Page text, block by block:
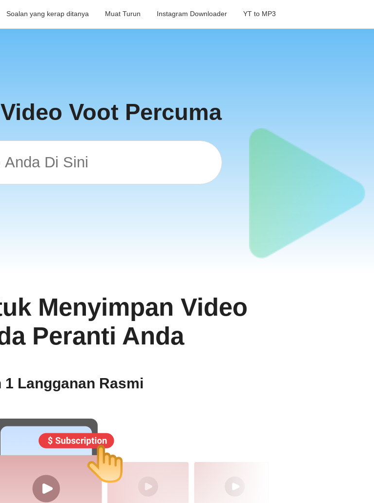
Soalan yang kerap ditanya Muat Turun Instagram Downloader YT to MP3
Voot Percuma
Menyimpan Video
Peranti Anda
1 Langganan Rasmi